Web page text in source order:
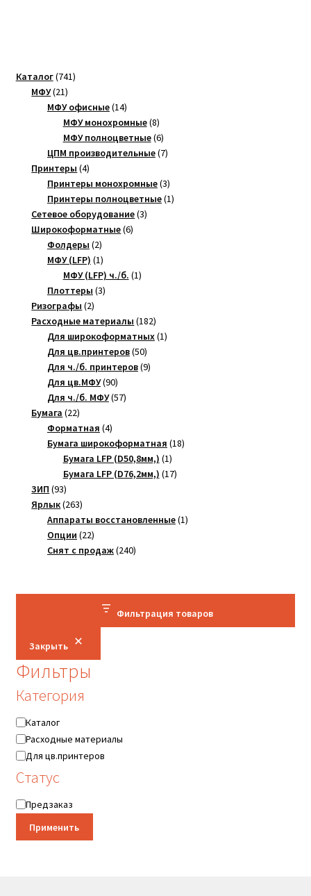
Каталог 741741
МФУ 2121
товар
МФУ офисные 1414
товаров
МФУ монохромные 88
товаров
МФУ полноцветные 66
товаров
ЦПМ производительные 77
Принтеры 44
товара
Принтеры монохромные 33
товара
Принтеры полноцветные 11
Сетевое оборудование 33
Широкоформатные 66
Фолдеры 22
товара
МФУ (LFP) 11
товар
МФУ (LFP) ч./б. 11
Плоттеры 33
Ризографы 22
товара
Расходные материалы 182182
товара
Для широкоформатных 11
Для цв.принтеров 5050
товаров
Для ч./б. принтеров 99
Для цв.МФУ 9090
товаров
Для ч./б. МФУ 5757
Бумага 2222
товара
Форматная 44
товара
Бумага широкоформатная 1818
Бумага LFP (D50,8мм,) 11
товар
Бумага LFP (D76,2мм,) 1717
ЗИП 9393
товара
Ярлык 263263
товара
Аппараты восстановленные 11
Опции 2222
товара
Снят с продаж 240240
Фильтрация товаров
Закрыть
Фильтры
Категория
Категория
Каталог
Расходные материалы
Для цв.принтеров
Статус
Статус
Предзаказ
Применить